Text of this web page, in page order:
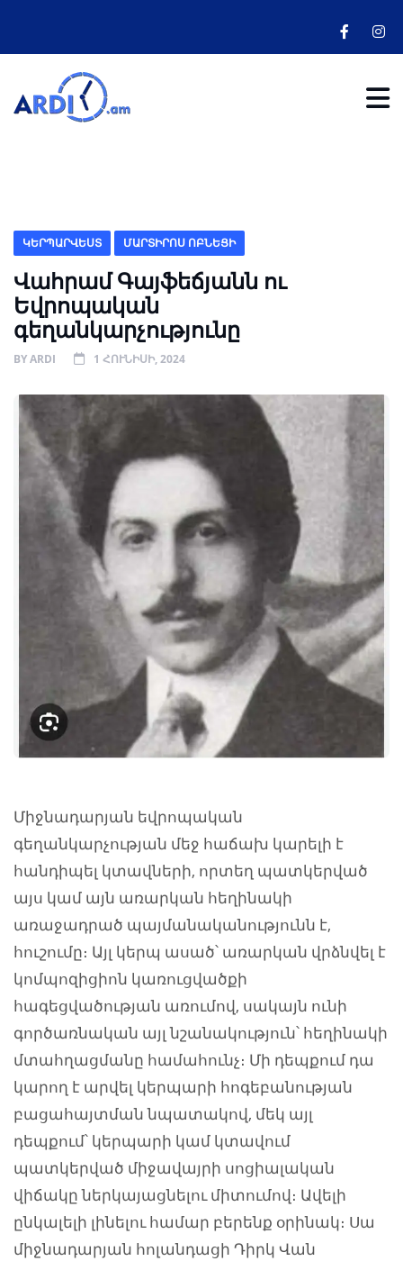
ԿԵՐՊԱՐՎԵՍՏ ՄԱՐՏԻՐՈՍ ՈԲՆԵՑԻ
Վահրամ Գայֆեճյանն ու
Եվրոպական
գեղանկարչությունը
BYARDI 1 ՀՈՒՆԻՍԻ, 2024
Միջնադարյան եվրոպական
գեղանկարչության մեջ հաճախ կարելի է
հանդիպել կտավների, որտեղ պատկերված
այս կամ այն առարկան հեղինակի
առաջադրած պայմանականությունն է,
հուշումը։ Այլ կերպ ասած՝ առարկան վրձնվել է
կոմպոզիցիոն կառուցվածքի
հագեցվածության առումով, սակայն ունի
գործառնական այլ նշանակություն՝ հեղինակի
մտահղացմանը համահունչ։ Մի դեպքում դա
կարող է արվել կերպարի հոգեբանության
բացահայտման նպատակով, մեկ այլ
դեպքում՝ կերպարի կամ կտավում
պատկերված միջավայրի սոցիալական
վիճակը ներկայացնելու միտումով։ Ավելի
ընկալելի լինելու համար բերենք օրինակ։ Սա
միջնադարյան հոլանդացի Դիրկ Վան